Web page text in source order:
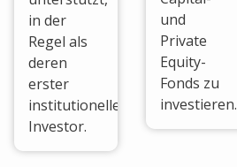
in der
Regel als
deren
erster
institutioneller
Investor.
und
Private
Equity-
Fonds zu
investieren.